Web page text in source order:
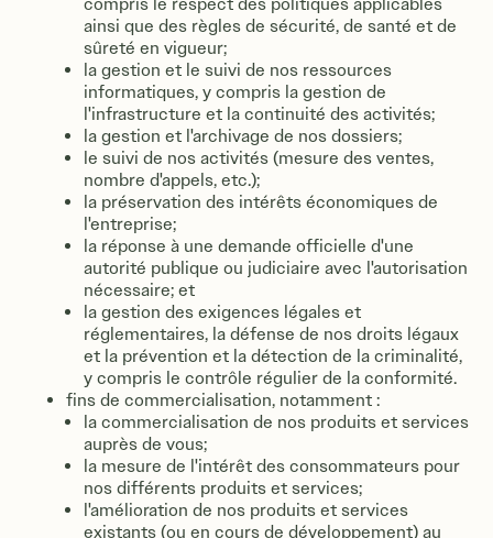
ainsi que des règles de sécurité, de santé et de
sûreté en vigueur;
la gestion et le suivi de nos ressources
informatiques, y compris la gestion de
l'infrastructure et la continuité des activités;
la gestion et l'archivage de nos dossiers;
le suivi de nos activités (mesure des ventes,
nombre d'appels, etc.);
la préservation des intérêts économiques de
l'entreprise;
la réponse à une demande officielle d'une
autorité publique ou judiciaire avec l'autorisation
nécessaire; et
la gestion des exigences légales et
réglementaires, la défense de nos droits légaux
et la prévention et la détection de la criminalité,
y compris le contrôle régulier de la conformité.
fins de commercialisation, notamment :
la commercialisation de nos produits et services
auprès de vous;
la mesure de l'intérêt des consommateurs pour
nos différents produits et services;
l'amélioration de nos produits et services
existants (ou en cours de développement) au